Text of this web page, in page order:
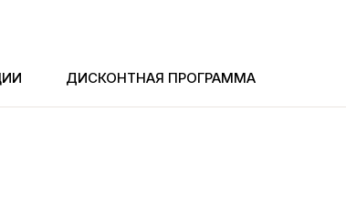
ДИСКОНТНАЯ ПРОГРАММА